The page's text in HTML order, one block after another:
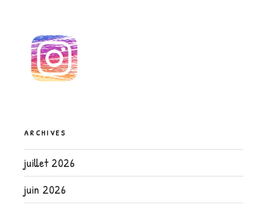
ARCHIVES
juillet 2026
juin 2026